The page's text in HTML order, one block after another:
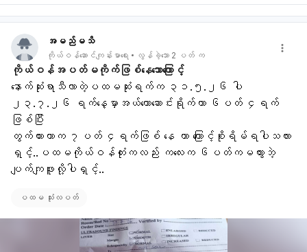
အမည်မသိ
ကိုယ်ဝန်ဆောင်ကျန်းမာရေး လွန်ခဲ့သော 2 ပတ် က
ကိုယ်ဝန်အပတ်မကိုက်ဖြစ်နေသောကြောင့်
နောက်ဆုံးရာသီလာတဲ့ပထမဆုံးရက်က ၃၁.၅.၂၆ ပါ
၂၃.၇.၂၆ ရက်နေ့မှာအယ်ထာေဆောင်းရိုက်တာ ၆ပတ် ၄ရက်
ဖြစ်ပြီး
တွက်ထားတာက ၇ပတ် ၄ရက်ဖြစ် နေ တာ ကြောင့်စိုးရိမ်ရပါသလား
ရှင့်..ပထမကိုယ်ဝန်တုံးကလည်း ကလေးက ၆ပတ်ကမထွားဘဲ့
ပျက်ကျဖူးလို့ပါရှင့်..
ပထမ သုံးလပတ်